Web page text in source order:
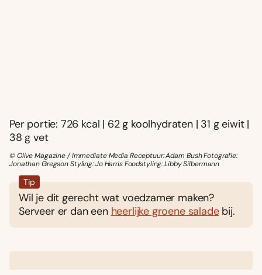
Per portie: 726 kcal | 62 g koolhydraten | 31 g eiwit |
38 g vet
© Olive Magazine / Immediate Media Receptuur: Adam Bush Fotografie:
Jonathan Gregson Styling: Jo Harris Foodstyling: Libby Silbermann
Tip
Wil je dit gerecht wat voedzamer maken?
Serveer er dan een heerlijke groene saladebij.